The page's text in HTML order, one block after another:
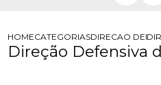
HOMECATEGORIASDIRECAO
Direção Defensiva